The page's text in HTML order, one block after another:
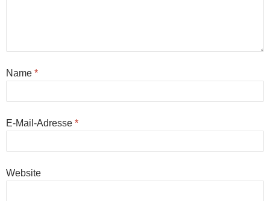
Name *
E-Mail-Adresse *
Website